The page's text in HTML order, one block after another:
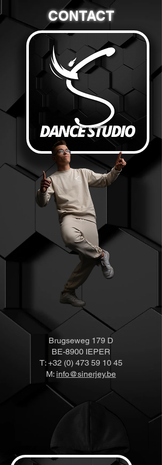
CONTACT
Brugseweg 179 D
BE-8900 IEPER
T: +32 (0) 473 59 10 45
M: info@sinerjey.be